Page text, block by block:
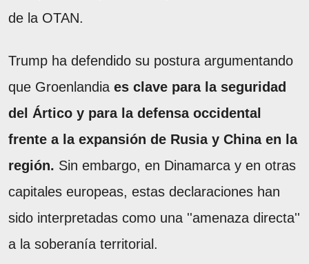
de la OTAN.
Trump ha defendido su postura argumentando
que Groenlandia es clave para la seguridad
del Ártico y para la defensa occidental
frente a la expansión de Rusia y China en la
región. Sin embargo, en Dinamarca y en otras
capitales europeas, estas declaraciones han
sido interpretadas como una ''amenaza directa''
a la soberanía territorial.